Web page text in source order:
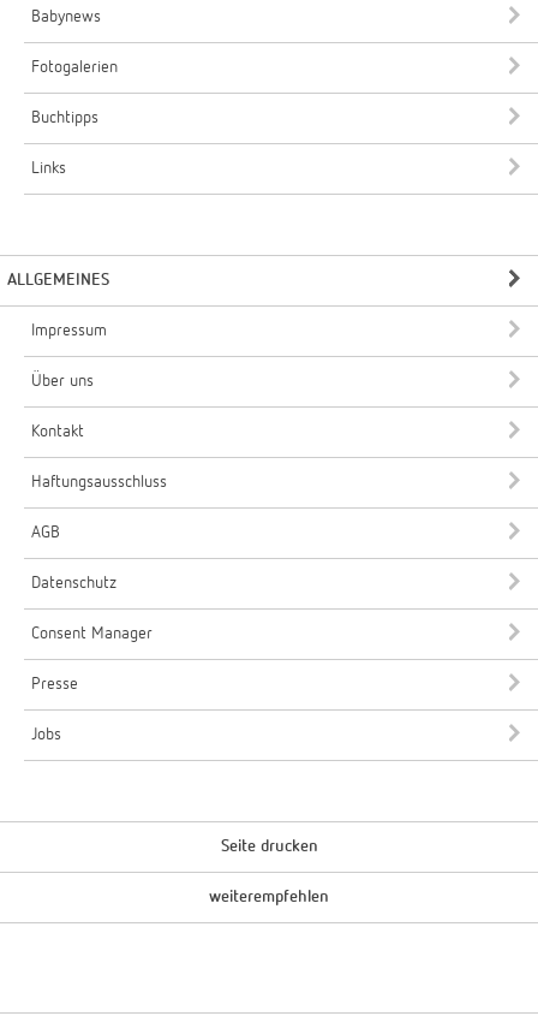
Babynews
Fotogalerien
Buchtipps
Links
ALLGEMEINES
Impressum
Über uns
Kontakt
Haftungsausschluss
AGB
Datenschutz
Consent Manager
Presse
Jobs
Seite drucken
weiterempfehlen